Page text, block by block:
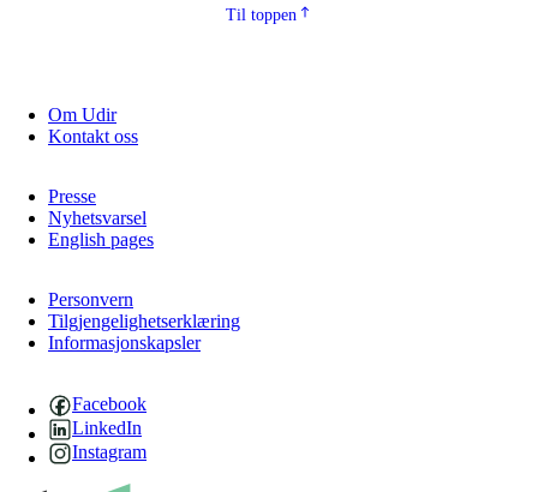
Til toppen
Om Udir
Kontakt oss
Presse
Nyhetsvarsel
English pages
Personvern
Tilgjengelighetserklæring
Informasjonskapsler
Facebook
LinkedIn
Instagram